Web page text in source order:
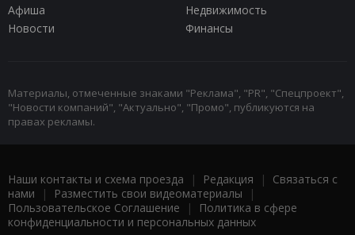
Афиша
Недвижимость
Новости
Финансы
Материалы, отмеченные знаками "Реклама", "PR", "Спецпроект",
"Новости компаний", "Актуально", "Промо", публикуются на
правах рекламы.
Наши контакты и схема проезда | Редакция | Связаться с
нами | Разместить свои видеоматериалы |
Пользовательское Соглашение |
Политика в сфере
конфиденциальности и персональных данных